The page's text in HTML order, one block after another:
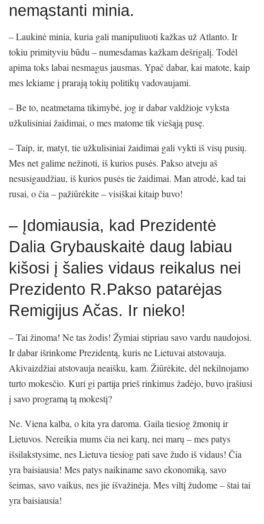
nemąstanti minia.
– Laukinė minia, kuria gali manipuliuoti kažkas už Atlanto. Ir
tokiu primityviu būdu – numesdamas kažkam dešrigalį. Todėl
apima toks labai nesmagus jausmas. Ypač dabar, kai matote, kaip
mes lekiame į prarają tokių politikų vadovaujami.
– Be to, neatmetama tikimybė, jog ir dabar valdžioje vyksta
užkulisiniai žaidimai, o mes matome tik viešąją pusę.
– Taip, ir, matyt, tie užkulisiniai žaidimai gali vykti iš visų pusių.
Mes net galime nežinoti, iš kurios pusės. Pakso atveju aš
nesusigaudžiau, iš kurios pusės tie žaidimai. Man atrodė, kad tai
rusai, o čia – pažiūrėkite – visiškai kitaip buvo!
– Įdomiausia, kad Prezidentė
Dalia Grybauskaitė daug labiau
kišosi į šalies vidaus reikalus nei
Prezidento R.Pakso patarėjas
Remigijus Ačas. Ir nieko!
– Tai žinoma! Ne tas žodis! Žymiai stipriau savo vardu naudojosi.
Ir dabar išrinkome Prezidentą, kuris ne Lietuvai atstovauja.
Akivaizdžiai atstovauja neaišku, kam. Žiūrėkite, dėl nekilnojamo
turto mokesčio. Kuri gi partija prieš rinkimus žadėjo, buvo įrašiusi
į savo programą tą mokestį?
Ne. Viena kalba, o kita yra daroma. Gaila tiesiog žmonių ir
Lietuvos. Nereikia mums čia nei karų, nei marų – mes patys
išsilakstysime, nes Lietuva tiesiog pati save žudo iš vidaus! Čia
yra baisiausia! Mes patys naikiname savo ekonomiką, savo
šeimas, savo vaikus, nes jie išvažinėja. Mes viltį žudome – štai tai
yra baisiausia!